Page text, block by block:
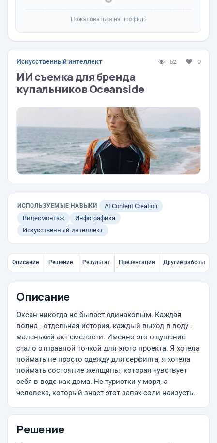
Пожаловаться на профиль
Искусственный интеллект 52 0
ИИ съемка для бренда
купальников Oceanside
ИСПОЛЬЗУЕМЫЕ НАВЫКИ
AI Content Creation
Видеомонтаж
Инфографика
Искусственный интеллект
Описание Решение Результат Презентация Другие работы
Описание
Океан никогда не бывает одинаковым. Каждая
волна - отдельная история, каждый выход в воду -
маленький акт смелости. Именно это ощущение
стало отправной точкой для этого проекта. Я хотела
поймать не просто одежду для серфинга, я хотела
поймать состояние женщины, которая чувствует
себя в воде как дома. Не туристки у моря, а
человека, который знает этот запах соли наизусть.
Решение